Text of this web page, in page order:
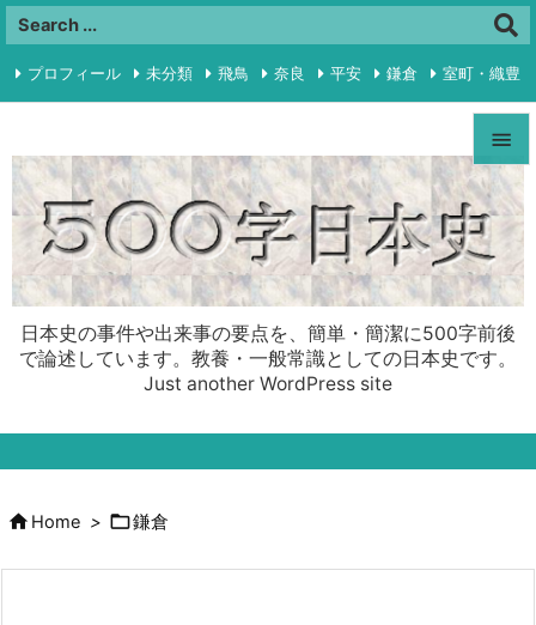
日本史の事件や出来事の要点を、簡単・簡潔に500字前後
で論述しています。教養・一般常識としての日本史です。
Just another WordPress site


Menu


Prev
プロフィール 未分類 飛鳥 奈良 平安 鎌倉 室町・織豊
RSS
Feedly
 Home > 鎌倉